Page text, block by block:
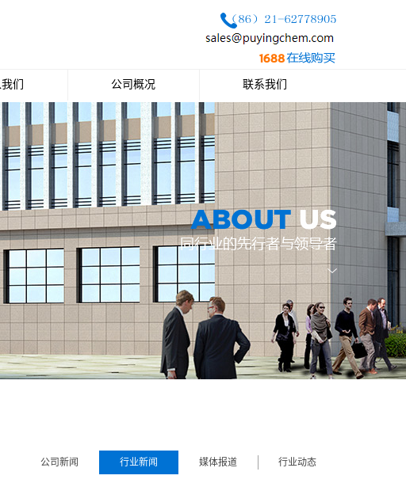
们
职位
公司概况
公司简介
企业文化
公司荣誉
联系我们
联系方式
公司新闻 行业新闻 媒体报道 行业动态